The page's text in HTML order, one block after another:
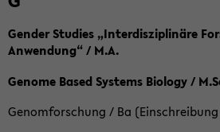
Gender Studies „Interdisziplinäre
Anwendung“ / M.A.
Genome Based Systems Biology /
Genomforschung / Ba (Einschreibung